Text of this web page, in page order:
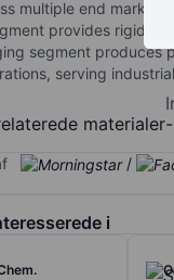
multiple end
provides rigid
segment produces
serving
materialer-
/
i